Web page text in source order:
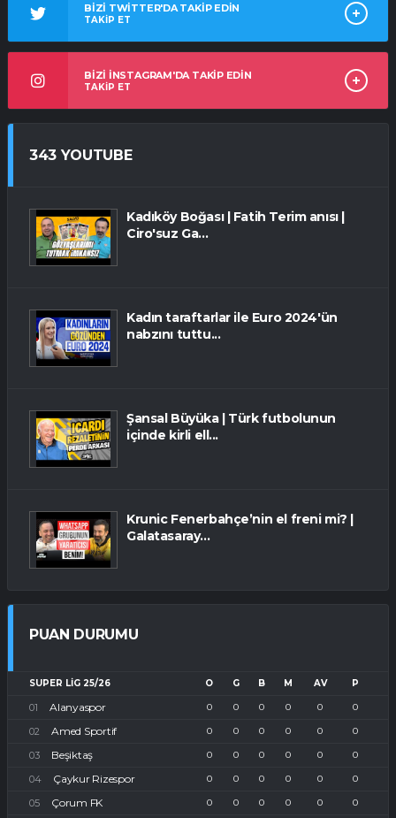
BİZİ TWİTTER'DA TAKİP EDİN
TAKİP ET
BİZİ İNSTAGRAM'DA TAKİP EDİN
TAKİP ET
343 YOUTUBE
Kadıköy Boğası | Fatih Terim anısı |
Ciro'suz Ga...
Kadın taraftarlar ile Euro 2024'ün
nabzını tuttu...
Şansal Büyüka | Türk futbolunun
içinde kirli ell...
Krunic Fenerbahçe’nin el freni mi? |
Galatasaray...
PUAN DURUMU
SUPER LIG 25/26 O G B M AV P
Alanyaspor 0 0 0 0 0 0
Amed Sportif 0 0 0 0 0 0
Beşiktaş 0 0 0 0 0 0
Çaykur Rizespor 0 0 0 0 0 0
Çorum FK 0 0 0 0 0 0